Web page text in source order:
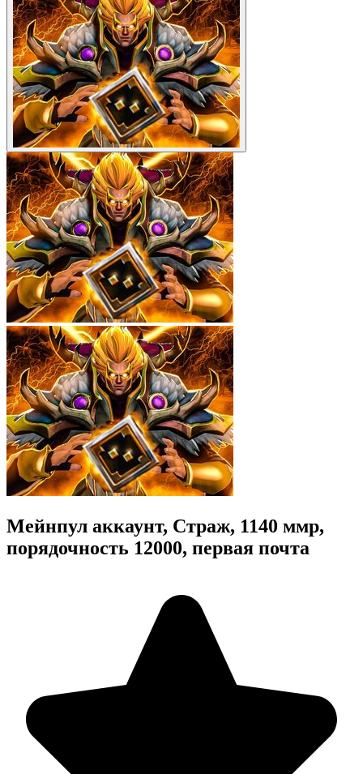
Мейнпул аккаунт, Страж, 1140 ммр,
порядочность 12000, первая почта